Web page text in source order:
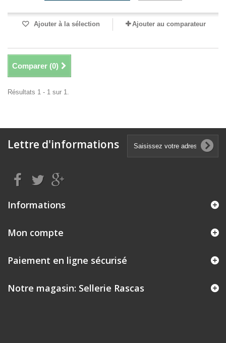
Ajouter à la sélection Ajouter au comparateur
Comparer (0)
Résultats 1 - 1 sur 1.
Lettre d'informations
Informations
Mon compte
Paiement en ligne sécurisé
Notre magasin: Sellerie Rascas